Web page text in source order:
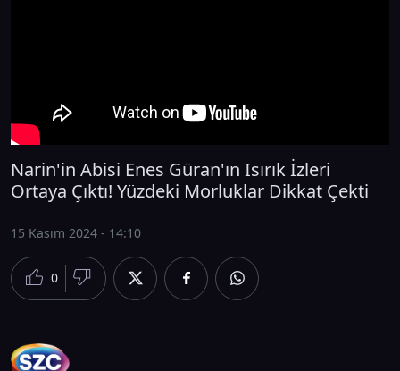
Narin'in Abisi Enes Güran'ın Isırık İzleri
Ortaya Çıktı! Yüzdeki Morluklar Dikkat Çekti
15 Kasım 2024 - 14:10
0